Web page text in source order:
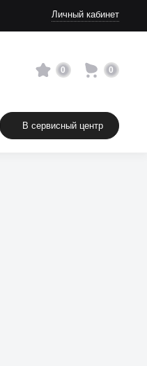
Личный кабинет
0 0
В сервисный центр